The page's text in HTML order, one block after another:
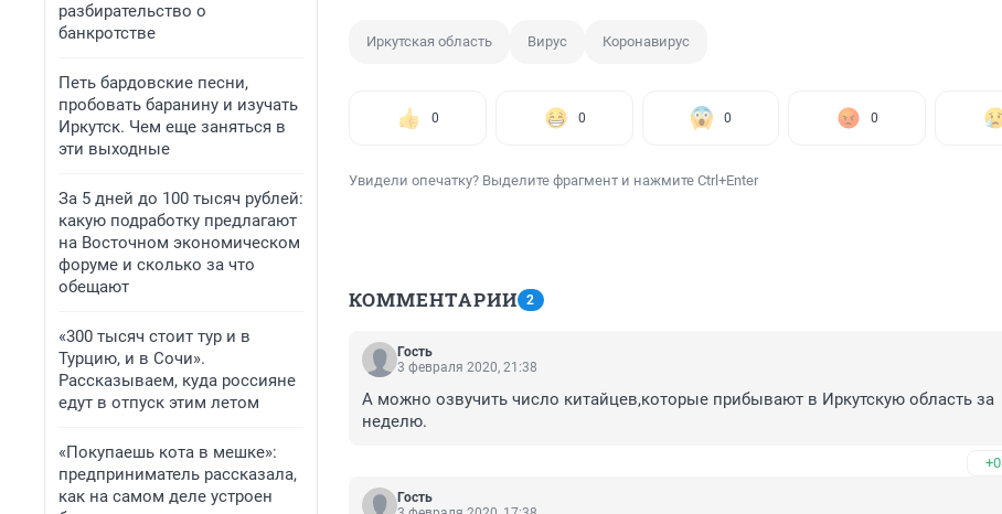
разбирательство о
банкротстве
Петь бардовские песни,
пробовать баранину и изучать
Иркутск. Чем еще заняться в
эти выходные
За 5 дней до 100 тысяч рублей:
какую подработку предлагают
на Восточном экономическом
форуме и сколько за что
обещают
«300 тысяч стоит тур и в
Турцию, и в Сочи».
Рассказываем, куда россияне
едут в отпуск этим летом
«Покупаешь кота в мешке»:
предприниматель рассказала,
как на самом деле устроен
Иркутская область Вирус Коронавирус
0 0 0 0
Увидели опечатку? Выделите фрагмент и нажмите Ctrl+Enter
КОММЕНТАРИИ 2
Гость
3 февраля 2020, 21:38
А можно озвучить число китайцев,которые прибывают в Иркутскую область за
неделю.
+0
Гость